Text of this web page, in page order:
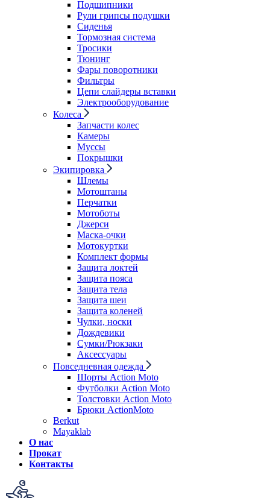
Подшипники
Рули грипсы подушки
Сиденья
Тормозная система
Тросики
Тюнинг
Фары поворотники
Фильтры
Цепи слайдеры вставки
Электрооборудование
Колеса
Запчасти колес
Камеры
Муссы
Покрышки
Экипировка
Шлемы
Мотоштаны
Перчатки
Мотоботы
Джерси
Маска-очки
Мотокуртки
Комплект формы
Защита локтей
Защита пояса
Защита тела
Защита шеи
Защита коленей
Чулки, носки
Дождевики
Сумки/Рюкзаки
Аксессуары
Повседневная одежда
Шорты Action Moto
Футболки Action Moto
Толстовки Action Moto
Брюки ActionMoto
Berkut
Mayaklab
О нас
Прокат
Контакты